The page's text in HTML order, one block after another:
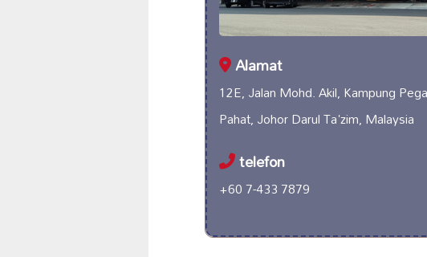
Alamat
12E, Jalan Mohd. Akil, Kampung
Pahat, Johor Darul Ta'zim, Malaysia
telefon
+60 7-433 7879